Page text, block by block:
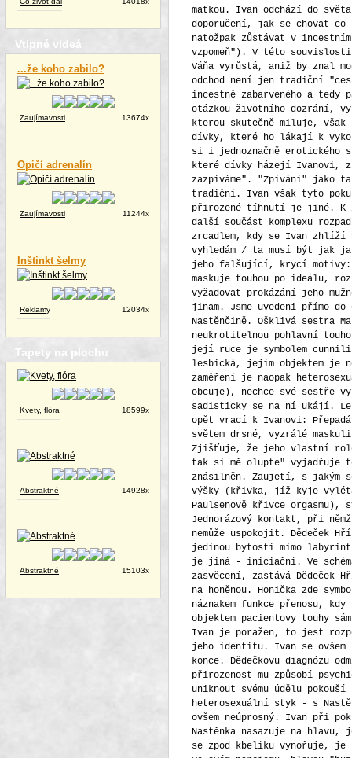
Vtipné videá
...že koho zabilo?
Zaujímavosti 13674x
Opičí adrenalín
Zaujímavosti 11244x
Inštinkt šelmy
Reklamy 12034x
Tapety na plochu
Kvety, flóra 18599x
Abstraktné 14928x
Abstraktné 15103x